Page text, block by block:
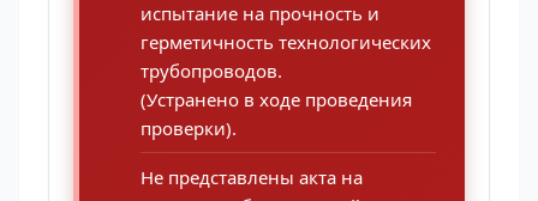
испытание на прочность и
герметичность технологических
трубопроводов.
(Устранено в ходе проведения
проверки).
Не представлены акта на